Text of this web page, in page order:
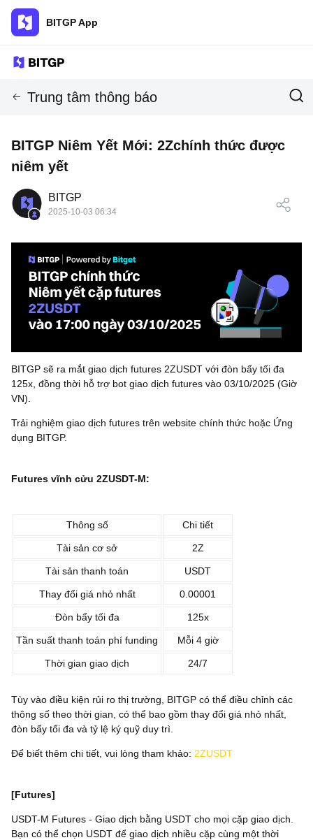
BITGP App
Trung tâm thông báo
BITGP Niêm Yết Mới: 2Zchính thức được
niêm yết
BITGP
2025-10-03 06:34
BITGP sẽ ra mắt giao dịch futures 2ZUSDT với đòn bẩy tối đa
125x, đồng thời hỗ trợ bot giao dịch futures vào 03/10/2025 (Giờ
VN).
Trải nghiệm giao dịch futures trên website chính thức hoặc Ứng
dụng BITGP.
Futures vĩnh cửu 2ZUSDT-M:
Thông số Chi tiết
Tài sản cơ sở 2Z
Tài sản thanh toán ‌USDT
Thay đổi giá nhỏ nhất 0.00001
Đòn bẩy tối đa 125x
Tần suất thanh toán phí funding Mỗi 4 giờ
Thời gian giao dịch 24/7
Tùy vào điều kiện rủi ro thị trường, BITGP có thể điều chỉnh các
thông số theo thời gian, có thể bao gồm thay đổi giá nhỏ nhất,
đòn bẩy tối đa và tỷ lệ ký quỹ duy trì.
Để biết thêm chi tiết, vui lòng tham khảo: 2ZUSDT
[Futures]
USDT-M Futures - Giao dịch bằng USDT cho mọi cặp giao dịch.
Bạn có thể chọn USDT để giao dịch nhiều cặp cùng một thời